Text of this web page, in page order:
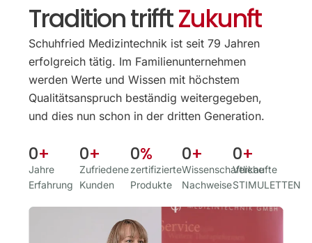
Tradition trifftZukunft
Schuhfried Medizintechnik ist seit 79 Jahren
erfolgreich tätig. Im Familien­unternehmen
werden Werte und Wissen mit höchstem
Qualitäts­anspruch beständig weitergegeben,
und dies nun schon in der dritten Generation.
Jahre
Erfahrung
0+
Zufriedene
Kunden
0+
zertifizierte
Produkte
0%
Wissenschaftliche
Nachweise
0+
Verkaufte
STIMULETTEN
0+